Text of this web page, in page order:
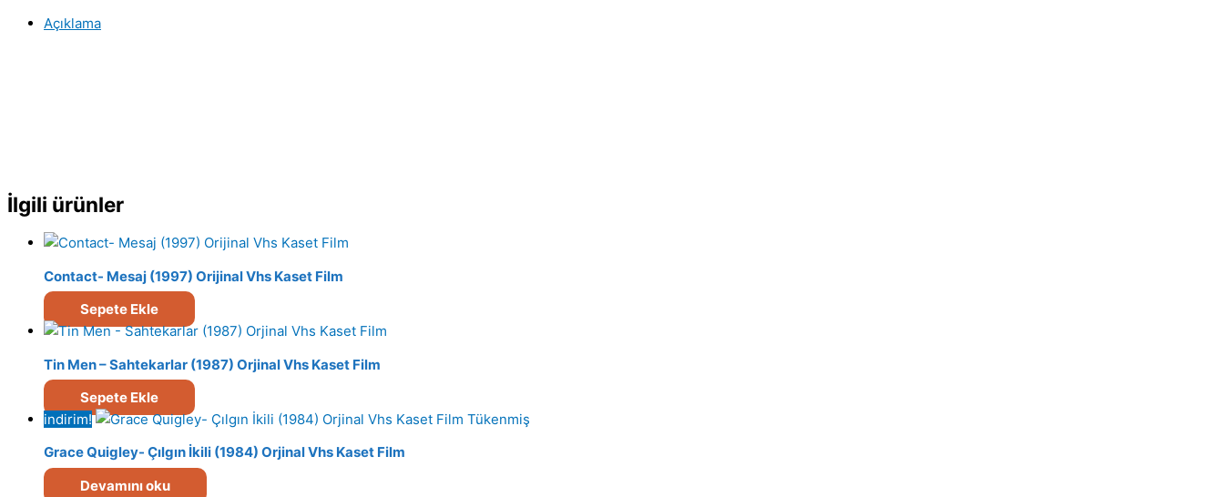
Açıklama
İlgili ürünler
Contact- Mesaj (1997) Orijinal Vhs Kaset Film
Sepete Ekle
Tin Men – Sahtekarlar (1987) Orjinal Vhs Kaset Film
Sepete Ekle
indirim!
Tükenmiş
Grace Quigley- Çılgın İkili (1984) Orjinal Vhs Kaset Film
Devamını oku